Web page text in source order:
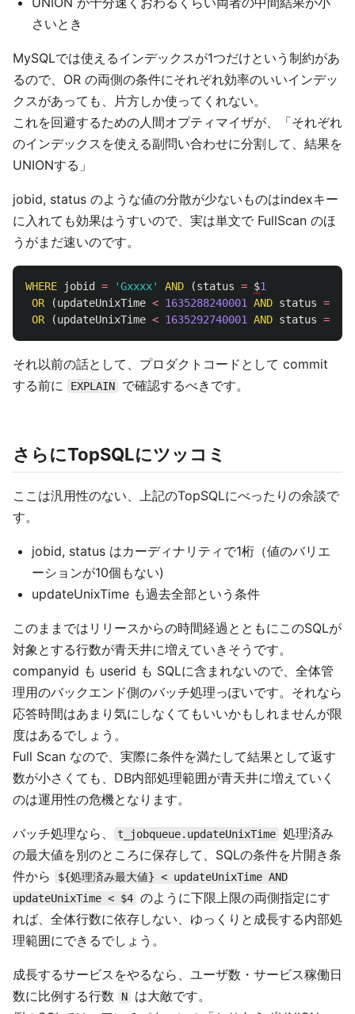
さいとき
MySQLでは使えるインデックスが1つだけという制約があ
るので、OR の両側の条件にそれぞれ効率のいいインデッ
クスがあっても、片方しか使ってくれない。
これを回避するための人間オプティマイザが、「それぞれ
のインデックスを使える副問い合わせに分割して、結果を
UNIONする」
jobid, status のような値の分散が少ないものはindexキー
に入れても効果はうすいので、実は単文で FullScan のほ
うがまだ速いのです。
WHERE jobid = 'Gxxxx' AND (status = $1
OR
(updateUnixTime < 1635288240001 AND status =
OR
(updateUnixTime < 1635292740001 AND status =
それ以前の話として、プロダクトコードとして commit
する前に
EXPLAIN で確認するべきです。
さらにTopSQLにツッコミ
ここは汎用性のない、上記のTopSQLにべったりの余談で
す。
jobid, status はカーディナリティで1桁（値のバリエ
ーションが10個もない)
updateUnixTime も過去全部という条件
このままではリリースからの時間経過とともにこのSQLが
対象とする行数が青天井に増えていきそうです。
companyid も userid も SQLに含まれないので、全体管
理用のバックエンド側のバッチ処理っぽいです。それなら
応答時間はあまり気にしなくてもいいかもしれませんが限
度はあるでしょう。
Full Scan なので、実際に条件を満たして結果として返す
数が小さくても、DB内部処理範囲が青天井に増えていく
のは運用性の危機となります。
バッチ処理なら、 t_jobqueue.updateUnixTime 処理済み
の最大値を別のところに保存して、SQLの条件を片開き条
件から
${処理済み最大値} < updateUnixTime AND
updateUnixTime < $4 のように下限上限の両側指定にす
れば、全体行数に依存しない、ゆっくりと成長する内部処
理範囲にできるでしょう。
成長するサービスをやるなら、ユーザ数・サービス稼働日
数に比例する行数
N
は大敵です。